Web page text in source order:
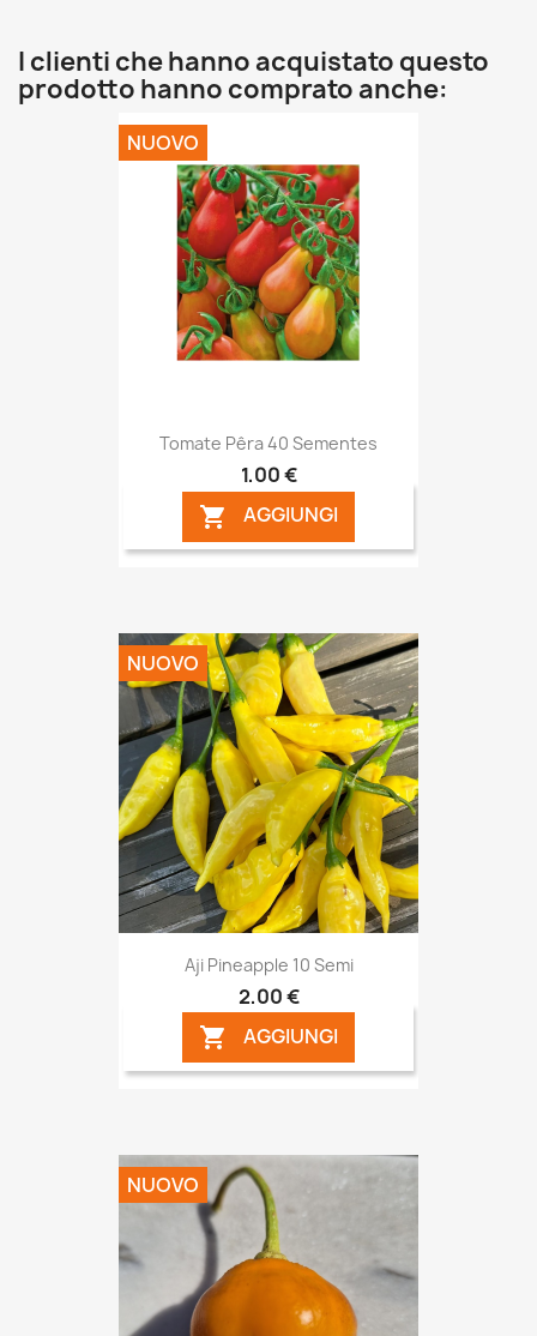
I clienti che hanno acquistato questo
prodotto hanno comprato anche:
Tomate Pêra 40 Sementes
1,00 €
 AGGIUNGI
NUOVO
Aji Pineapple 10 Semi
2,00 €
 AGGIUNGI
NUOVO
NUOVO